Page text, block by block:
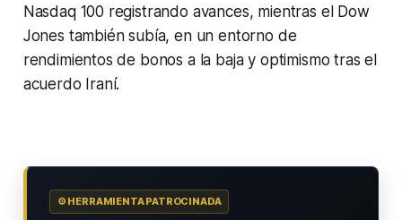
Nasdaq 100 registrando avances, mientras el Dow
Jones también subía, en un entorno de
rendimientos de bonos a la baja y optimismo tras el
acuerdo Iraní.
⚙️ HERRAMIENTA PATROCINADA